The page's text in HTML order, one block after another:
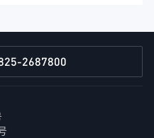
2687800